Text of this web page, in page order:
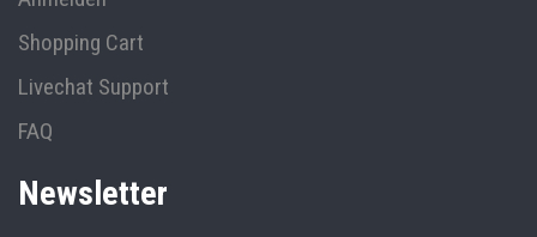
Shopping Cart
Livechat Support
FAQ
Newsletter